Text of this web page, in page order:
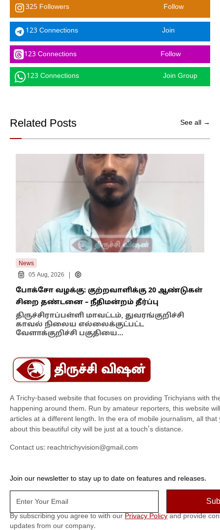
325 Followers Follow
123 Connections Join
123 Connections Follow
123 Connections Join Group
Related Posts See all →
News
05 Aug, 2026
போக்சோ வழக்கு: குற்றவாளிக்கு 20 ஆண்டுகள்
சிறை தண்டனை – நீதிமன்றம் தீர்ப்பு
திருச்சிராப்பள்ளி மாவட்டம், துவரங்குறிச்சி
காவல் நிலைய எல்லைக்குட்பட்ட
வேளாக்குறிச்சி பகுதியை…
A Trichy-based website that focuses on providing Trichyians with
happening around them. Run by amateur reporters, this website
articles at a different length. In the era of mobile journalism, all that
about this beautiful city will be just at a touch's distance.
Contact us: reachtrichyvision@gmail.com
Join our newsletter to stay up to date on features and releases.
By subscribing you agree to with our Privacy Policy and provide
updates from our company.